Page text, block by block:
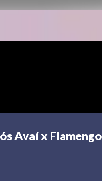
Avaí x Flamengo